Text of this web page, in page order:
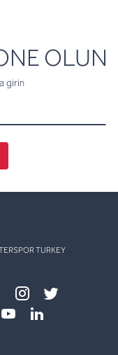
OLUN
girin
TURKEY
instagram
twitter